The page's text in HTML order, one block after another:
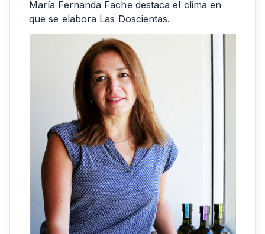
María Fernanda Fache destaca el clima en
que se elabora Las Doscientas.